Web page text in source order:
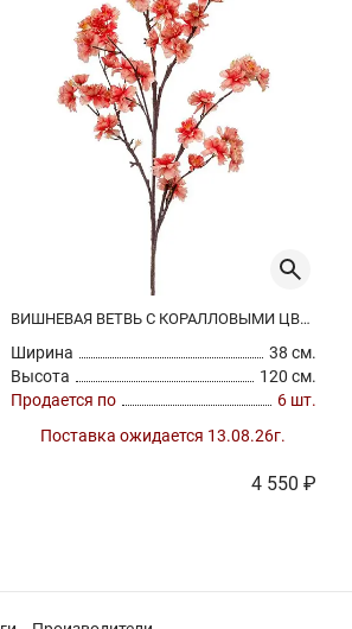
ВИШНЕВАЯ ВЕТВЬ С КОРАЛЛОВЫМИ ЦВЕТАМИ ИСКУССТВЕННАЯ
Ширина
38 см.
Высота
120 см.
Продается по
6 шт.
Поставка ожидается 13.08.26г.
4 550 ₽